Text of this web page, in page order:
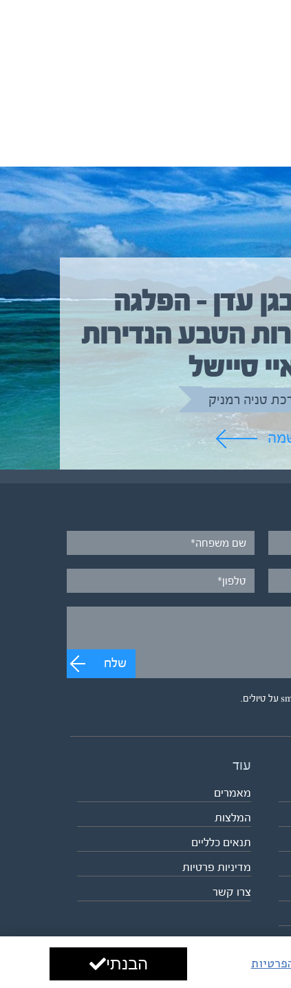
עדן – הפלגה
הטבע הנדירות
סיישל
טניה רמניק
שלח
עוד
מאמרים
המלצות
תנאים כלליים
מדיניות פרטיות
צרו קשר
עיצוב ופיתוח: ביבר גלובלהבנתי